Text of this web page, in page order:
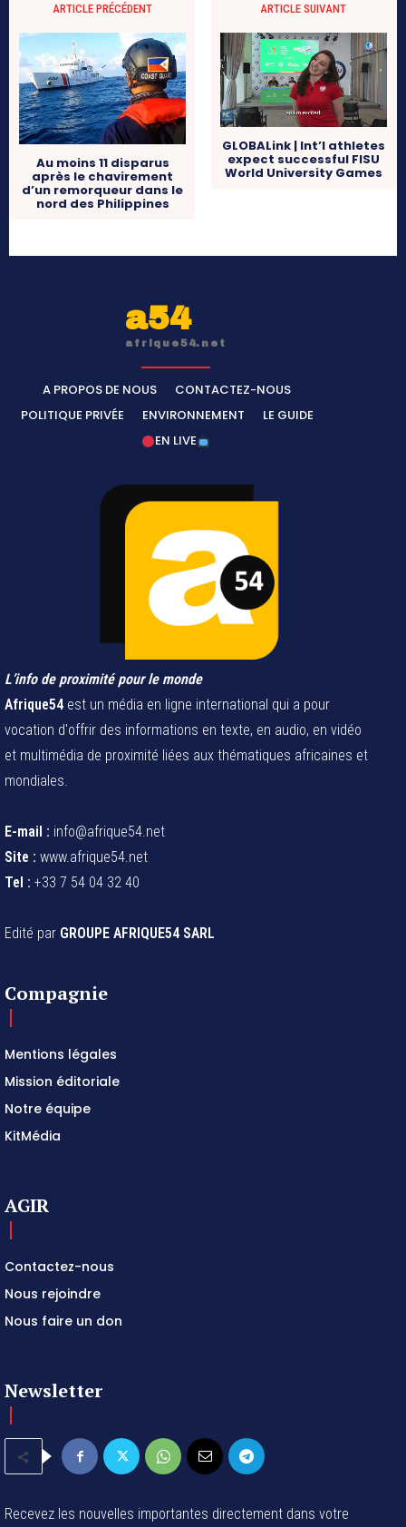
ARTICLE PRÉCÉDENT
Au moins 11 disparus
après le chavirement
d’un remorqueur dans le
nord des Philippines
ARTICLE SUIVANT
GLOBALink | Int’l athletes
expect successful FISU
World University Games
a54
afrique54.net
A PROPOS DE NOUS
CONTACTEZ-NOUS
POLITIQUE PRIVÉE
ENVIRONNEMENT
LE GUIDE
EN LIVE
L’info de proximité pour le monde
Afrique54 est un média en ligne international qui a pour
vocation d'offrir des informations en texte, en audio, en vidéo
et multimédia de proximité liées aux thématiques africaines et
mondiales.
E-mail : info@afrique54.net
Site : www.afrique54.net
Tel : +33 7 54 04 32 40
Edité par GROUPE AFRIQUE54 SARL
Compagnie
Mentions légales
Mission éditoriale
Notre équipe
KitMédia
AGIR
Contactez-nous
Nous rejoindre
Nous faire un don
Newsletter
Recevez les nouvelles importantes directement dans votre